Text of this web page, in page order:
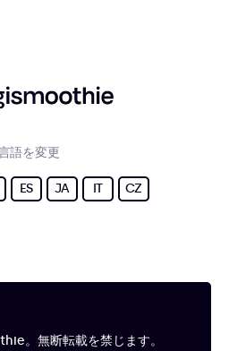
語を変更
ES JA IT CZ
。無断転載を禁じます。